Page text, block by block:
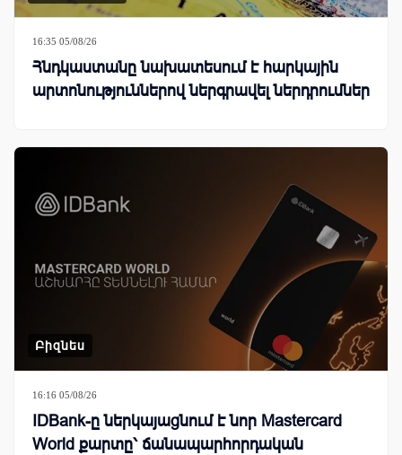
16:35 05/08/26
Հնդկաստանը նախատեսում է հարկային
արտոնություններով ներգրավել ներդրումներ
Բիզնես
16:16 05/08/26
IDBank-ը ներկայացնում է նոր Mastercard
World քարտը՝ ճանապարհորդական